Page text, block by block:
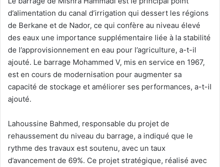
d’alimentation du canal d’irrigation qui dessert les régions
de Berkane et de Nador, ce qui confère au niveau élevé
des eaux une importance supplémentaire liée à la stabilité
de l’approvisionnement en eau pour l’agriculture, a-t-il
ajouté. Le barrage Mohammed V, mis en service en 1967,
est en cours de modernisation pour augmenter sa
capacité de stockage et améliorer ses performances, a-t-il
ajouté.
Lahoussine Bahmed, responsable du projet de
rehaussement du niveau du barrage, a indiqué que le
rythme des travaux est soutenu, avec un taux
d’avancement de 69%. Ce projet stratégique, réalisé avec